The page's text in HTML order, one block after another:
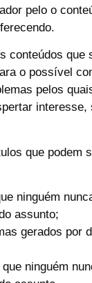
pelo o
conteúdos que
o possível
pelos
interesse,
que podem
ninguém
assunto;
gerados por
ninguém